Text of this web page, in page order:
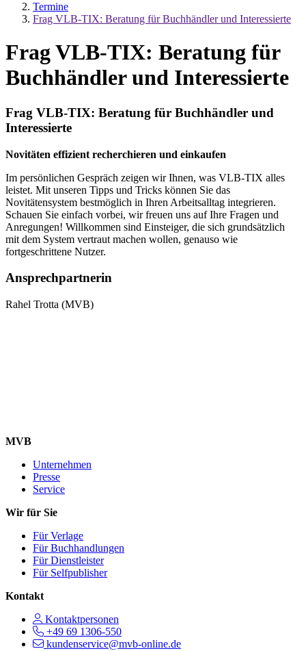
Termine
Frag VLB-TIX: Beratung für Buchhändler und Interessierte
Frag VLB-TIX: Beratung für
Buchhändler und Interessierte
Frag VLB-TIX: Beratung für Buchhändler und
Interessierte
Novitäten effizient recherchieren und einkaufen
Im persönlichen Gespräch zeigen wir Ihnen, was VLB-TIX alles
leistet. Mit unseren Tipps und Tricks können Sie das
Novitätensystem bestmöglich in Ihren Arbeitsalltag integrieren.
Schauen Sie einfach vorbei, wir freuen uns auf Ihre Fragen und
Anregungen! Willkommen sind Einsteiger, die sich grundsätzlich
mit dem System vertraut machen wollen, genauso wie
fortgeschrittene Nutzer.
Ansprechpartnerin
Rahel Trotta (MVB)
MVB
Unternehmen
Presse
Service
Wir für Sie
Für Verlage
Für Buchhandlungen
Für Dienstleister
Für Selfpublisher
Kontakt
Kontaktpersonen
+49 69 1306-550
kundenservice@mvb-online.de